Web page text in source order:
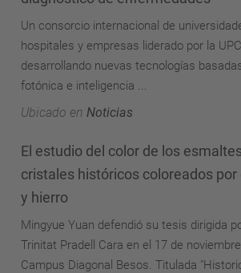
Un consorcio internacional de
hospitales y empresas liderado por la
desarrollando nuevas tecnologías
fotónica e inteligencia ...
Ubicado en Noticias
El estudio del color de los
cristales históricos coloreados por
y hierro
Mingyue Yuan defendió su tesis dirigida
Trinitat Pradell Cara en el 17 de noviembre
Campus Diagonal Besos. Titulada